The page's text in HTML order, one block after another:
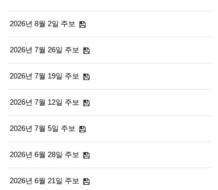
2026년 8월 2일 주보
2026년 7월 26일 주보
2026년 7월 19일 주보
2026년 7월 12일 주보
2026년 7월 5일 주보
2026년 6월 28일 주보
2026년 6월 21일 주보